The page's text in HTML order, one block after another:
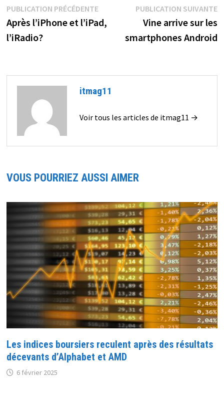
Navigation
de
PUBLICATION PRÉCÉDENTEPublication
précédente :
Après l’iPhone et l’iPad,
l’iRadio?
PUBLICATION SUIVANTE
Vine arrive sur les
smartphones Android
itmag11
Voir tous les articles de itmag11 →
VOUS POURRIEZ AUSSI AIMER
Les indices boursiers reculent après des résultats
décevants d’Alphabet et AMD
6 février 2025